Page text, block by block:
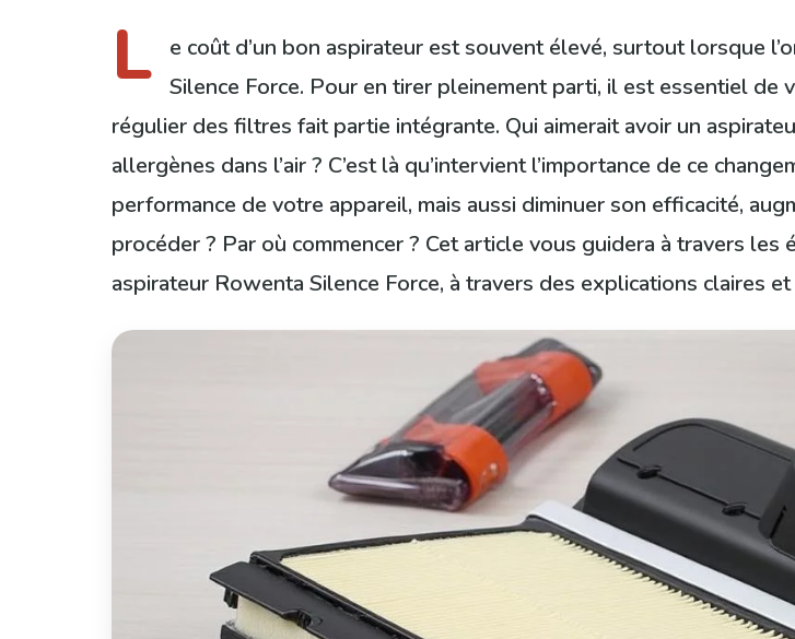
L
e coût d’un bon aspirateur est souvent élevé, surtout lorsque
Silence Force. Pour en tirer pleinement parti, il est essentiel
régulier des filtres fait partie intégrante. Qui aimerait avoir un
allergènes dans l’air ? C’est là qu’intervient l’importance de ce
performance de votre appareil, mais aussi diminuer son efficacité,
procéder ? Par où commencer ? Cet article vous guidera à travers
aspirateur Rowenta Silence Force, à travers des explications claires